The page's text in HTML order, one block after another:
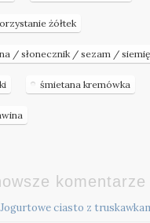
żółtek
/ słonecznik / sezam /
śmietana kremówka
komentarze
Jogurtowe ciasto z